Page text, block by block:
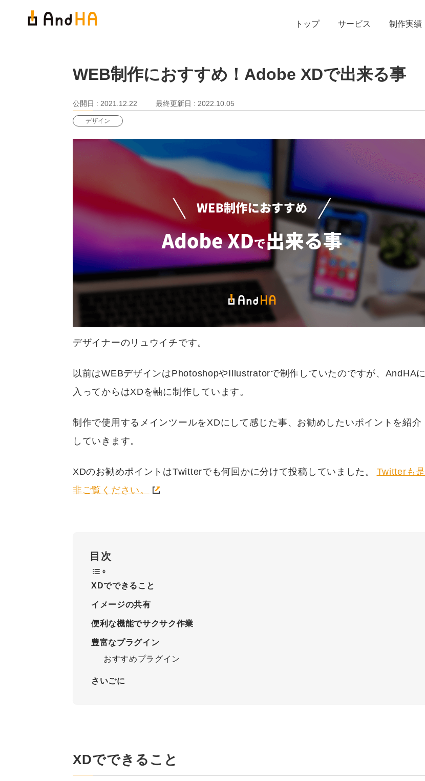
トップ サービス 制作実績
WEB制作におすすめ！Adobe XDで出来る事
公開日 : 2021.12.22 最終更新日 : 2022.10.05
デザイン
デザイナーのリュウイチです。
以前はWEBデザインはPhotoshopやIllustratorで制作していたのですが、AndHAに
入ってからはXDを軸に制作しています。
制作で使用するメインツールをXDにして感じた事、お勧めしたいポイントを紹介
していきます。
XDのお勧めポイントはTwitterでも何回かに分けて投稿していました。
Twitterも是
非ご覧ください。
目次
XDでできること
イメージの共有
便利な機能でサクサク作業
豊富なプラグイン
おすすめプラグイン
さいごに
XDでできること